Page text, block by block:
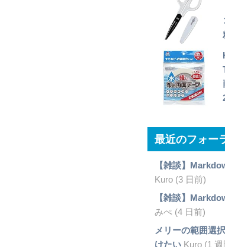
最近のフォー
【雑談】
Kuro (3 日前)
【雑談】
みぺ (4 日前)
メリーの範囲選
けたいKuro (1 週